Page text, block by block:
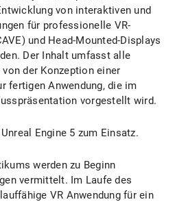
von interaktiven und
für professionelle VR-
und Head-Mounted-Displays
Der Inhalt umfasst alle
der Konzeption einer
fertigen Anwendung, die im
vorgestellt wird.
Engine 5 zum Einsatz.
werden zu Beginn
vermittelt. Im Laufe des
VR Anwendung für ein